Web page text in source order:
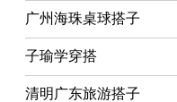
广州海珠桌球搭子
子瑜学穿搭
清明广东旅游搭子